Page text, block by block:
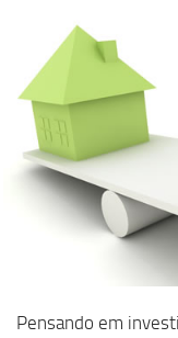
Pensando em